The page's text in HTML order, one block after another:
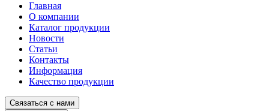
Главная
О компании
Каталог продукции
Новости
Статьи
Контакты
Информация
Качество продукции
Связаться с нами